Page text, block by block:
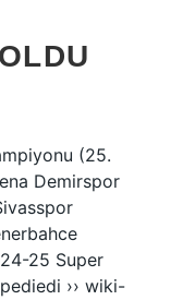
(25.
Demirspor
25 Super
›› wiki-